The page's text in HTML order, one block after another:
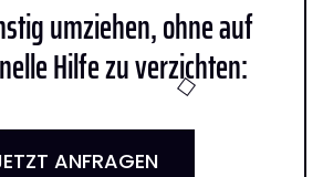
umziehen, ohne auf
Hilfe zu verzichten:
ANFRAGEN